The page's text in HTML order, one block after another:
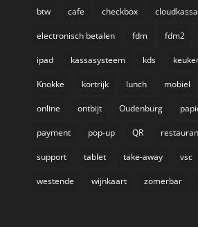
btw cafe checkbox cloudkassa
electronisch betalen fdm fdm2
ipad kassasysteem kds
Knokke kortrijk lunch mobiel
online ontbijt Oudenburg
payment pop-up QR
support tablet take-away vsc
westende wijnkaart zomerbar